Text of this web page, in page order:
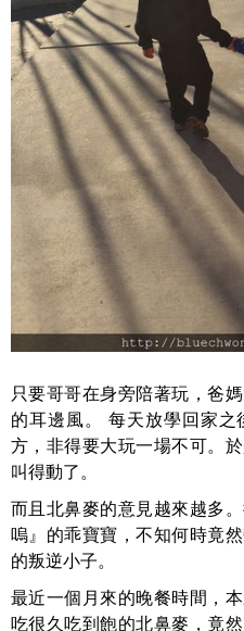
只要哥哥在身旁陪著玩，爸
的耳邊風。 每天放學回家
方，非得要大玩一場不可。
叫得動了。
而且北鼻麥的意見越來越多
嗚』的乖寶寶，不知何時竟
的叛逆小子。
最近一個月來的晚餐時間，
吃很久吃到飽的北鼻麥，竟